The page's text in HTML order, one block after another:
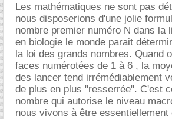
Les mathématiques ne sont pas
nous disposerions d'une jolie
nombre premier numéro N dans la
en biologie le monde parait
la loi des grands nombres. Quand
faces numérotées de 1 à 6 , la
des lancer tend irrémédiablement
de plus en plus "resserrée". C'est
nombre qui autorise le niveau
nous vivons à être essentiellement